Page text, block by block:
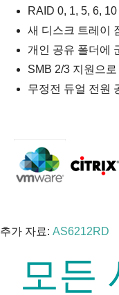
RAID 0, 1, 5, 6,
새 디스크 트레이
개인 공유 폴더에
SMB 2/3 지원으
무정전 듀얼 전원
추가 자료: AS6212RD
모든